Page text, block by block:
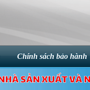
Chính sách bảo hành